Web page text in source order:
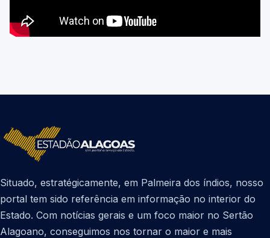
Situado, estratégicamente, em Palmeira dos índios, nosso
portal tem sido referência em informação no interior do
Estado. Com notícias gerais e um foco maior no Sertão
Alagoano, conseguimos nos tornar o maior e mais